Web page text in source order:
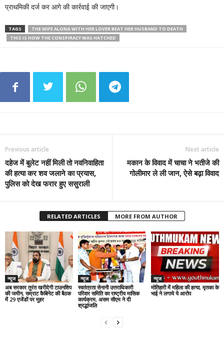
प्राथमिकी दर्ज कर आगे की कार्रवाई की जाएगी।
TAGS
THE WIFE ALONG WITH HER LOVER BEAT HER HUSBAND TO DEATH
THIS IS HOW THE CONSPIRACY WAS HATCHED
Previous article
दहेज में बुलेट नहीं मिली तो नवनिवाहिता
की हत्या कर शव जलाने का प्रयास,
पुलिस को देख फरार हुए ससुराली
Next article
मकान के विवाद में चाचा ने भतीजे की
गोलीमार ले ली जान, ऐसे बढ़ा विवाद
RELATED ARTICLES MORE FROM AUTHOR
न्यूज
अब सरकार तुरंत खरीदेगी टाउनशिप
की जमीन, सम्राट कैबिनेट की बैठक
में 29 एजेंडों पर मुहर
न्यूज
स्वतंत्रता सेनानी उत्तराधिकारी
परिवार समिति का राष्ट्रीय मासिक
कार्यक्रम, असम सीएम ने दी
श्रद्धांजलि
न्यूज
मोतिहारी में महिला की हत्या, मृतका के
भाई ने लगाये ये आरोप